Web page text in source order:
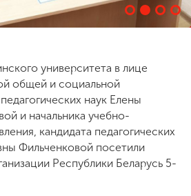
университета в лице
общей и социальной
наук Елены
и начальника учебно-
кандидата педагогических
Фильченковой посетили
Республики Беларусь 5-